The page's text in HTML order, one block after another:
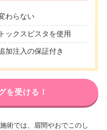
わらない
ックスビスタを使用
加注入の保証付き
を受ける！
術では、眉間やおでこのし